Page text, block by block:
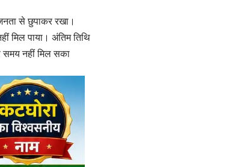
से छुपाकर रखा।
मिल पाया। अंतिम तिथि
समय नहीं मिल सका